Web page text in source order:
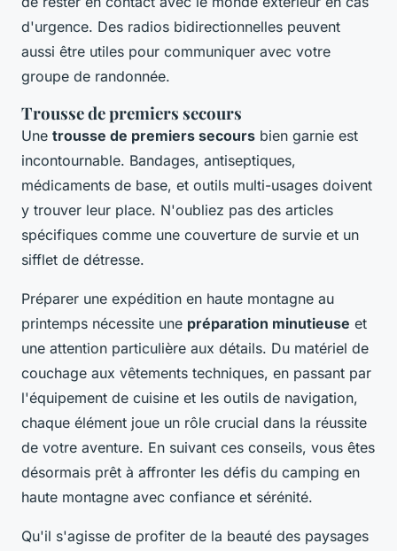
d'urgence. Des radios bidirectionnelles peuvent
aussi être utiles pour communiquer avec votre
groupe de randonnée.
Trousse de premiers secours
Une trousse de premiers secours bien garnie est
incontournable. Bandages, antiseptiques,
médicaments de base, et outils multi-usages doivent
y trouver leur place. N'oubliez pas des articles
spécifiques comme une couverture de survie et un
sifflet de détresse.
Préparer une expédition en haute montagne au
printemps nécessite une préparation minutieuse et
une attention particulière aux détails. Du matériel de
couchage aux vêtements techniques, en passant par
l'équipement de cuisine et les outils de navigation,
chaque élément joue un rôle crucial dans la réussite
de votre aventure. En suivant ces conseils, vous êtes
désormais prêt à affronter les défis du camping en
haute montagne avec confiance et sérénité.
Qu'il s'agisse de profiter de la beauté des paysages